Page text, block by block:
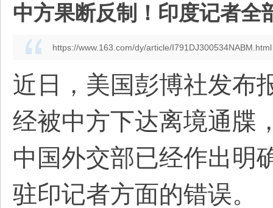
中方果断反制！印度记者全
https://www.163.com/dy/article/I791DJ300534NABM.html
近日，美国彭博社发布
经被中方下达离境通牒
中国外交部已经作出明
驻印记者方面的错误。